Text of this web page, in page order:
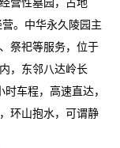
。中华永久陵园主
祭祀等服务，位于
，东邻八达岭长
车程，高速直达，
环山抱水，可谓静